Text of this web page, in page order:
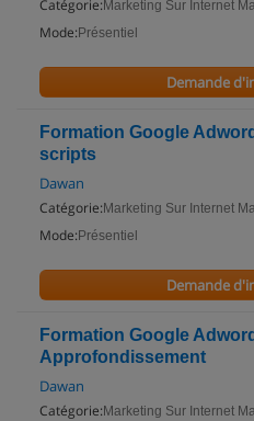
Catégorie: Marketing Sur Internet
Mode: Présentiel
Demande
Formation Google
scripts
Dawan
Catégorie: Marketing Sur Internet
Mode: Présentiel
Demande
Formation Google
Approfondissement
Dawan
Catégorie: Marketing Sur Internet